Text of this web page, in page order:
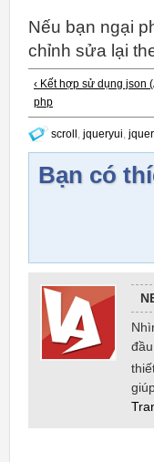
Nếu bạn ngại
chỉnh sửa lại
‹ Kết hợp sử dụng json
php
scroll , jqueryui,
Bạn có